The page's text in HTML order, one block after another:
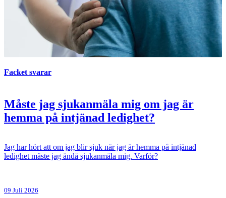
Facket svarar
Måste jag sjukanmäla mig om jag är
hemma på intjänad ledighet?
Jag har hört att om jag blir sjuk när jag är hemma på intjänad
ledighet måste jag ändå sjukanmäla mig. Varför?
09 Juli 2026